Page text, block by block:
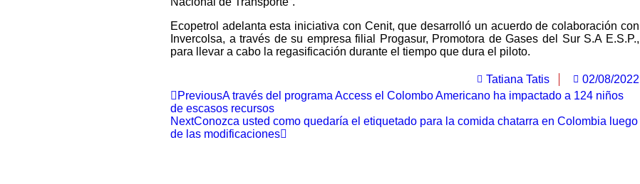
Ecopetrol adelanta esta iniciativa con Cenit, que desarrolló un acuerdo de colaboración con
Invercolsa, a través de su empresa filial Progasur, Promotora de Gases del Sur S.A E.S.P.,
para llevar a cabo la regasificación durante el tiempo que dura el piloto.
Tatiana Tatis
02/08/2022
PreviousA través del programa Access el Colombo Americano ha impactado a 124 niños
de escasos recursos
NextConozca usted como quedaría el etiquetado para la comida chatarra en Colombia luego
de las modificaciones